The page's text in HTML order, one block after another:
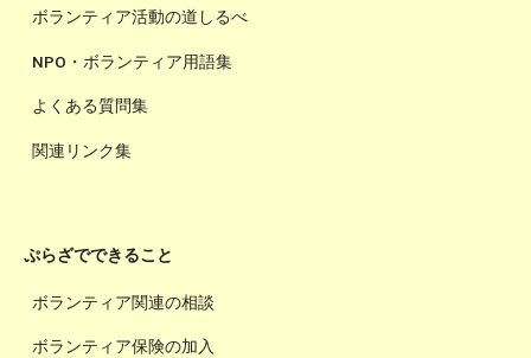
ボランティア活動の道しるべ
NPO・ボランティア用語集
よくある質問集
関連リンク集
ぷらざでできること
ボランティア関連の相談
ボランティア保険の加入